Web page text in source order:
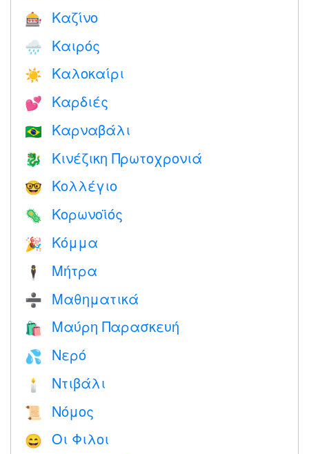
🎰 Καζίνο
🌧 Καιρός
☀️ Καλοκαίρι
💕 Καρδιές
🇧🇷 Καρναβάλι
🐉 Κινέζικη Πρωτοχρονιά
🤓 Κολλέγιο
🦠 Κορωνοϊός
🎉 Κόμμα
🕴️ Μήτρα
➗ Μαθηματικά
🛍 Μαύρη Παρασκευή
💦 Νερό
🕯 Ντιβάλι
📜 Νόμος
😄 Οι Φιλοι